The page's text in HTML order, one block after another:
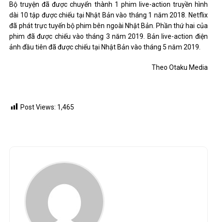
Bộ truyện đã được chuyển thành 1 phim live-action truyền hình
dài 10 tập được chiếu tại Nhật Bản vào tháng 1 năm 2018. Netflix
đã phát trực tuyến bộ phim bên ngoài Nhật Bản. Phần thứ hai của
phim đã được chiếu vào tháng 3 năm 2019. Bản live-action điện
ảnh đầu tiên đã được chiếu tại Nhật Bản vào tháng 5 năm 2019.
Theo Otaku Media
Post Views: 1,465